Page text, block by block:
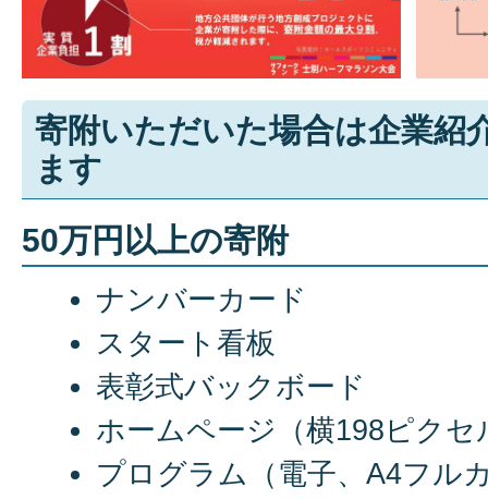
寄附いただいた場合は企業紹
ます
50万円以上の寄附
ナンバーカード
スタート看板
表彰式バックボード
ホームページ（横198ピク
プログラム（電子、A4フル